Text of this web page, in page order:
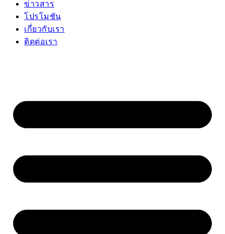
ข่าวสาร
โปรโมชัน
เกี่ยวกับเรา
ติดต่อเรา